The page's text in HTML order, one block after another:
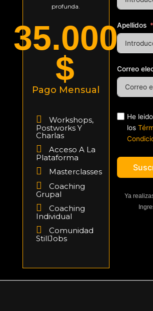
profunda.
35.000
$
Pago Mensual
Workshops,
Postworks Y
Charlas
Acceso A La
Plataforma
Masterclasses
Coaching
Grupal
Coaching
Individual
Comunidad
StillJobs
Apellidos
Correo
He
los
Ya